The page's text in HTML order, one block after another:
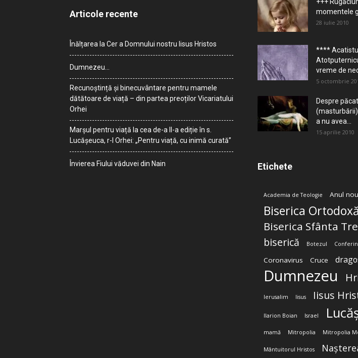
Articole recente
Înălțarea la Cer a Domnului nostru Iisus Hristos
Dumnezeu…
Recunoștință și binecuvântare pentru mamele
dătătoare de viață – din partea preoților Vicariatului
Orhei
Marșul pentru viață la cea de-a II-a ediție în s.
Lucășeuca, r-l Orhei: „Pentru viață, cu inimă curată”
Învierea Fiului văduvei din Nain
+++
momentele
28 iulie 2010
****
vreme de
5 octombrie
Despre
a nu avea...
15 aprilie 2010
Etichete
Academia de Teologie Anul nou
Biserica Ortodoxă
Biserica Sfânta
biserică Botezul
Coronavirus
Cruce
Dumnezeu
Ierusalim Iisus Iisus
Ilarion Boian Israel
mamă Mitropolia Mitropolia
Mântuitorul Hristos